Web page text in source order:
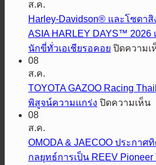
ส.ค.
Harley-Davidson® และโซดา
ASIA HARLEY DAYS™
นักขี่ทั่วเอเชียรอคอย ปิดความเ
08
ส.ค.
TOYOTA GAZOO Racing
พิสูจน์ความแกร่ง ปิดความเห็นบ
08
ส.ค.
OMODA & JAECOO ประกาศ
กลยุทธ์การเป็น REEV